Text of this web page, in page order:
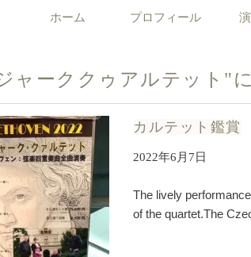
ホーム プロフィール
ャーククゥアルテット"
カルテット鑑賞
2022年6月7日
The lively
of the quartet.The